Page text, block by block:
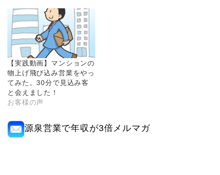
【実践動画】マンションの
物上げ飛び込み営業をやっ
てみた。30分で見込み客
と会えました！
お客様の声
源泉営業で年収が3倍メルマガ